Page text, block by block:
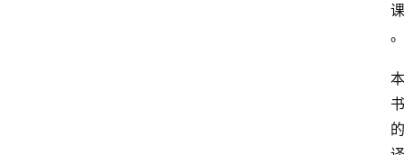
课
。
本
书
的